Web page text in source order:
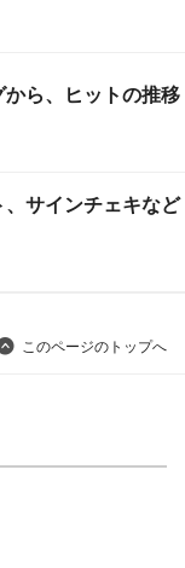
ら、ヒットの推移
サインチェキなど
このページのトップへ